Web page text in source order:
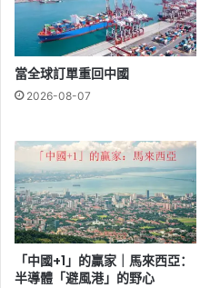
當全球訂單重回中國
2026-08-07
「中國+1」的贏家｜馬來西亞：
半導體「避風港」的野心